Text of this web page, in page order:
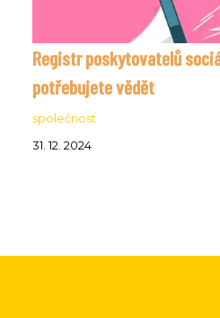
Registr poskytovatelů
potřebujete vědět
společnost
31. 12. 2024